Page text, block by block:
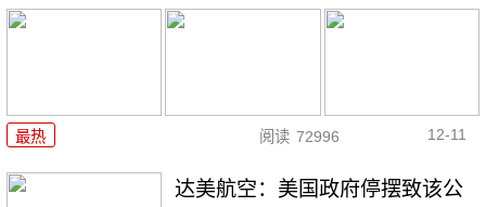
最热 阅读 72996 12-11
达美航空：美国政府停摆致该公